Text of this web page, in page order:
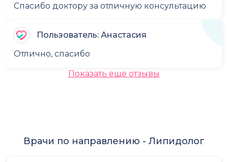
Спасибо доктору за отличную консультацию
Пользователь: Анастасия
Отлично, спасибо
Показать еще отзывы
Врачи по направлению - Липидолог